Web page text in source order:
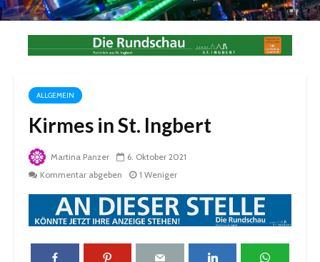
ALLGEMEIN
Kirmes in St. Ingbert
Martina Panzer
6. Oktober 2021
Kommentar abgeben
1 Weniger